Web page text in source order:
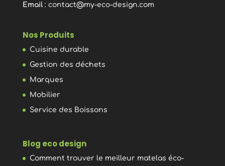
Email: contact@my-eco-design.com
Nos Produits
Cuisine durable
Gestion des déchets
Marques
Mobilier
Service des Boissons
Blog eco design
Comment trouver le meilleur matelas éco-